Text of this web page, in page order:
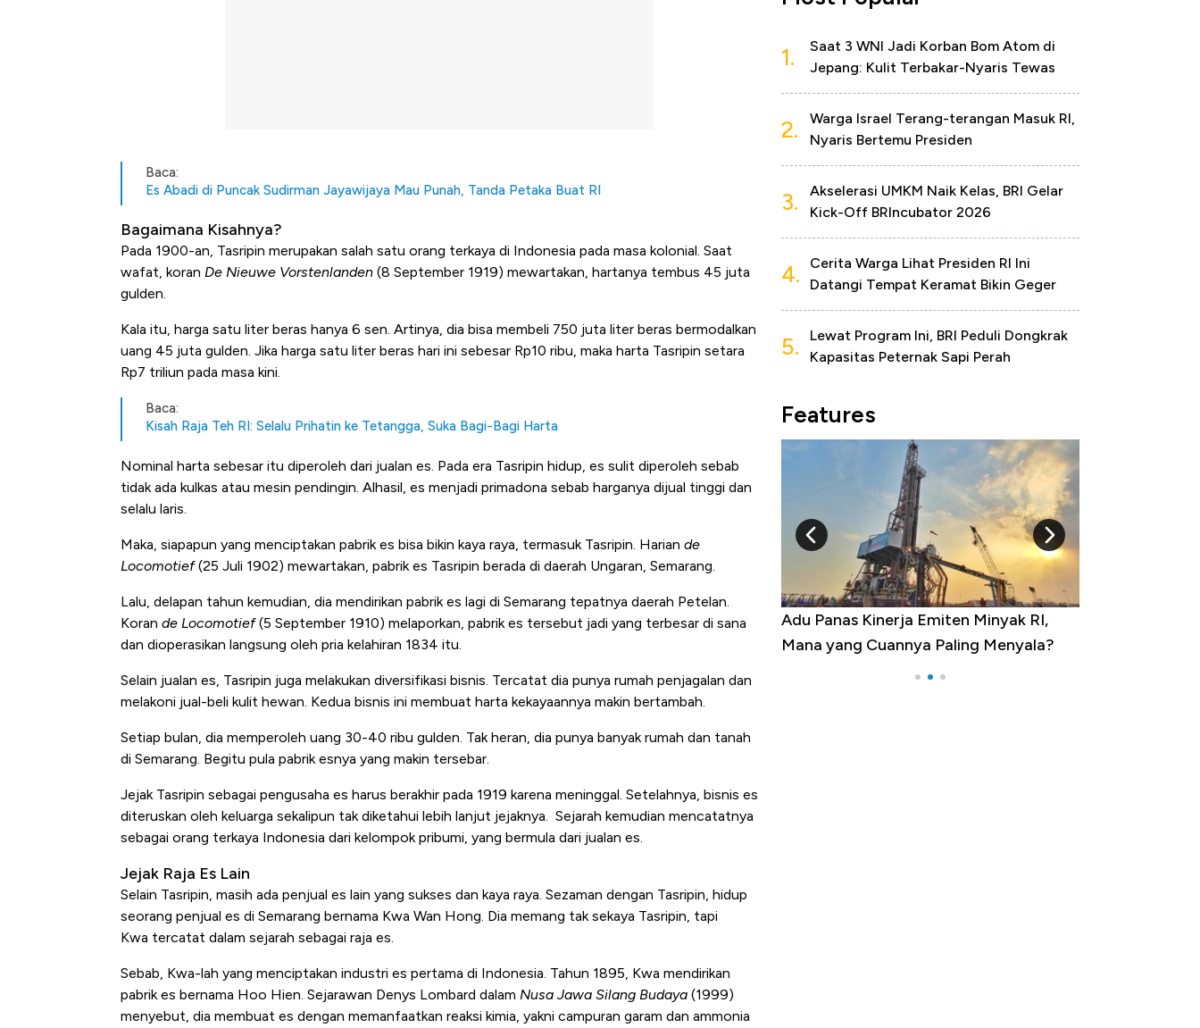
Baca:
Es Abadi di Puncak Sudirman Jayawijaya Mau Punah, Tanda Petaka Buat RI
Bagaimana Kisahnya?
Pada 1900-an, Tasripin merupakan salah satu orang terkaya di Indonesia pada masa kolonial. Saat
wafat, koran De Nieuwe Vorstenlanden (8 September 1919) mewartakan, hartanya tembus 45 juta
gulden.
Kala itu, harga satu liter beras hanya 6 sen. Artinya, dia bisa membeli 750 juta liter beras bermodalkan
uang 45 juta gulden. Jika harga satu liter beras hari ini sebesar Rp10 ribu, maka harta Tasripin setara
Rp7 triliun pada masa kini.
Baca:
Kisah Raja Teh RI: Selalu Prihatin ke Tetangga, Suka Bagi-Bagi Harta
Nominal harta sebesar itu diperoleh dari jualan es. Pada era Tasripin hidup, es sulit diperoleh sebab
tidak ada kulkas atau mesin pendingin. Alhasil, es menjadi primadona sebab harganya dijual tinggi dan
selalu laris.
Maka, siapapun yang menciptakan pabrik es bisa bikin kaya raya, termasuk Tasripin. Harian de
Locomotief(25 Juli 1902) mewartakan, pabrik es Tasripin berada di daerah Ungaran, Semarang.
Lalu, delapan tahun kemudian, dia mendirikan pabrik es lagi di Semarang tepatnya daerah Petelan.
Koran de Locomotief(5 September 1910) melaporkan, pabrik es tersebut jadi yang terbesar di sana
dan dioperasikan langsung oleh pria kelahiran 1834 itu.
Selain jualan es, Tasripin juga melakukan diversifikasi bisnis. Tercatat dia punya rumah penjagalan dan
melakoni jual-beli kulit hewan. Kedua bisnis ini membuat harta kekayaannya makin bertambah.
Setiap bulan, dia memperoleh uang 30-40 ribu gulden. Tak heran, dia punya banyak rumah dan tanah
di Semarang. Begitu pula pabrik esnya yang makin tersebar.
Jejak Tasripin sebagai pengusaha es harus berakhir pada 1919 karena meninggal. Setelahnya, bisnis es
diteruskan oleh keluarga sekalipun tak diketahui lebih lanjut jejaknya. Sejarah kemudian mencatatnya
sebagai orang terkaya Indonesia dari kelompok pribumi, yang bermula dari jualan es.
Jejak Raja Es Lain
Selain Tasripin, masih ada penjual es lain yang sukses dan kaya raya. Sezaman dengan Tasripin, hidup
seorang penjual es di Semarang bernama Kwa Wan Hong. Dia memang tak sekaya Tasripin, tapi
Kwa tercatat dalam sejarah sebagai raja es.
Sebab, Kwa-lah yang menciptakan industri es pertama di Indonesia. Tahun 1895, Kwa mendirikan
pabrik es bernama Hoo Hien. Sejarawan Denys Lombard dalam Nusa Jawa Silang Budaya (1999)
menyebut, dia membuat es dengan memanfaatkan reaksi kimia, yakni campuran garam dan ammonia
1.
Saat 3 WNI Jadi Korban Bom Atom di
Jepang: Kulit Terbakar-Nyaris Tewas
2.
Warga Israel Terang-terangan Masuk RI,
Nyaris Bertemu Presiden
3.
Akselerasi UMKM Naik Kelas, BRI Gelar
Kick-Off BRIncubator 2026
4.
Cerita Warga Lihat Presiden RI Ini
Datangi Tempat Keramat Bikin Geger
5.
Lewat Program Ini, BRI Peduli Dongkrak
Kapasitas Peternak Sapi Perah
Features
Kongo Tutup Keran Ekspor, Harga
Tembaga Terbang ke Zona Berbahaya
Adu Panas Kinerja Emiten Minyak RI,
Mana yang Cuannya Paling Menyala?
10 Provinsi dengan
Pengangguran